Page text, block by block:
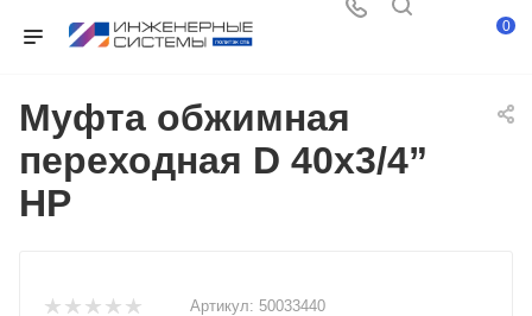
0
Муфта обжимная
переходная D 40х3/4”
НР
Артикул: 50033440